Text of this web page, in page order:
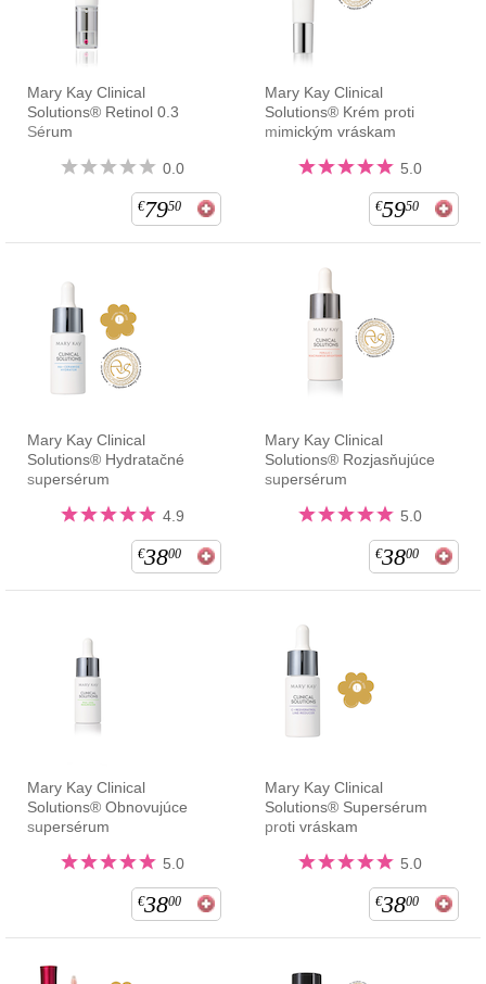
Mary Kay Clinical
Solutions® Retinol 0.3
Sérum
0.0
€7950
Mary Kay Clinical
Solutions® Krém proti
mimickým vráskam
5.0
€5950
Mary Kay Clinical
Solutions® Hydratačné
supersérum
4.9
€3800
Mary Kay Clinical
Solutions® Rozjasňujúce
supersérum
5.0
€3800
Mary Kay Clinical
Solutions® Obnovujúce
supersérum
5.0
€3800
Mary Kay Clinical
Solutions® Supersérum
proti vráskam
5.0
€3800